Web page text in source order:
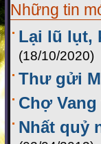
Những tin
Lại lũ lụt,
(18/10/2020)
Thư gửi
Chợ
Nhất quỷ